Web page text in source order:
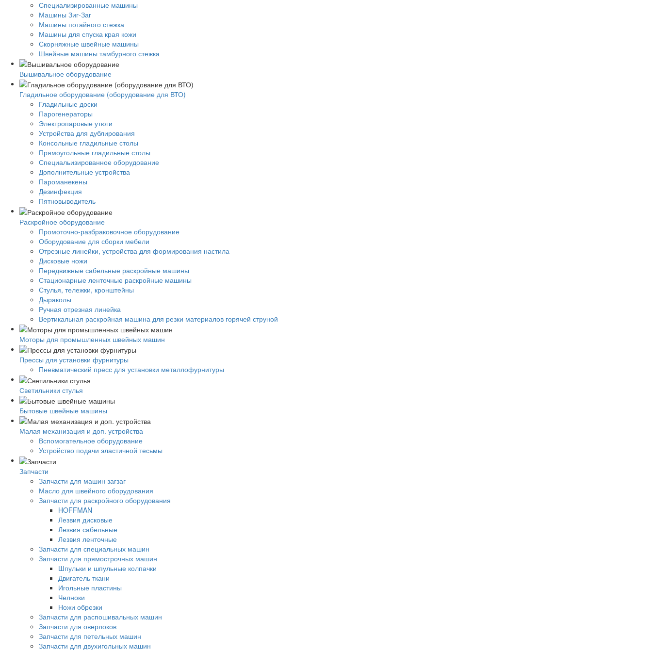
Специализированные машины
Машины Зиг-Заг
Машины потайного стежка
Машины для спуска края кожи
Скорняжные швейные машины
Швейные машины тамбурного стежка
Вышивальное оборудование
Гладильное оборудование (оборудование для ВТО)
Гладильные доски
Парогенераторы
Электропаровые утюги
Устройства для дублирования
Консольные гладильные столы
Прямоугольные гладильные столы
Специальизированное оборудование
Дополнительные устройства
Пароманекены
Дезинфекция
Пятновыводитель
Раскройное оборудование
Промоточно-разбраковочное оборудование
Оборудование для сборки мебели
Отрезные линейки, устройства для формирования настила
Дисковые ножи
Передвижные сабельные раскройные машины
Стационарные ленточные раскройные машины
Стулья, тележки, кронштейны
Дыраколы
Ручная отрезная линейка
Вертикальная раскройная машина для резки материалов горячей струной
Моторы для промышленных швейных машин
Прессы для установки фурнитуры
Пневматический пресс для установки металлофурнитуры
Светильники стулья
Бытовые швейные машины
Малая механизация и доп. устройства
Вспомогательное оборудование
Устройство подачи эластичной тесьмы
Запчасти
Запчасти для машин загзаг
Масло для швейного оборудования
Запчасти для раскройного оборудования
HOFFMAN
Лезвия дисковые
Лезвия сабельные
Лезвия ленточные
Запчасти для специальных машин
Запчасти для прямострочных машин
Шпульки и шпульные колпачки
Двигатель ткани
Игольные пластины
Челноки
Ножи обрезки
Запчасти для распошивальных машин
Запчасти для оверлоков
Запчасти для петельных машин
Запчасти для двухигольных машин